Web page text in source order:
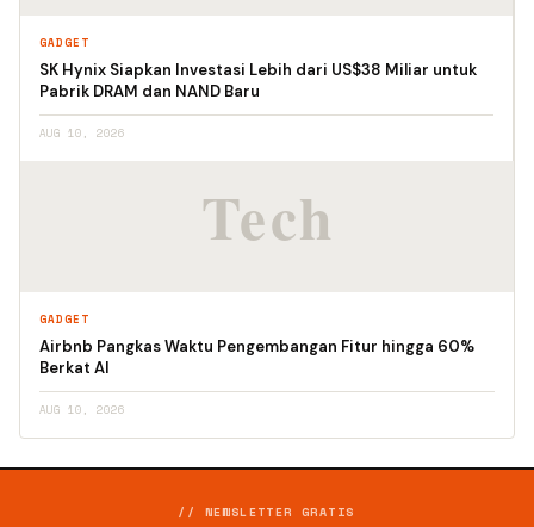
GADGET
SK Hynix Siapkan Investasi Lebih dari US$38 Miliar untuk
Pabrik DRAM dan NAND Baru
AUG 10, 2026
GADGET
Airbnb Pangkas Waktu Pengembangan Fitur hingga 60%
Berkat AI
AUG 10, 2026
// NEWSLETTER GRATIS